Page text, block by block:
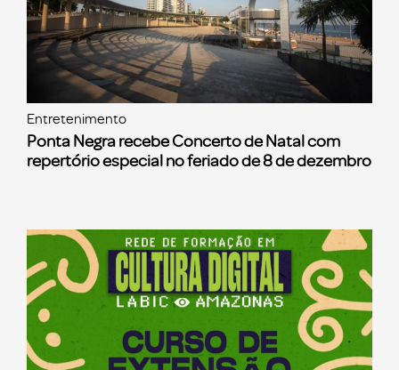
Entretenimento
Ponta Negra recebe Concerto de Natal com
repertório especial no feriado de 8 de dezembro